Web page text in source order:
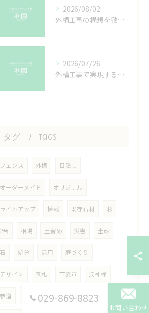
2026/08/02
外構工事の構想を徹底解剖おしゃれで調和する暮らしを叶えるコツ
2026/07/26
外構工事で実現するドライガーデンの魅力と茨城県つくば市土浦市での施工ポイント
タグ Tags
フェンス 外構 目隠し
オーダーメイド オリジナル
ライトアップ 植栽 既存石材 杉
2台 相場 土留め 災害 土砂
石 処分 活用 庭づくり
デザイン 表札 下妻市 氏神様
参道 つくばみらい市 修復
029-869-8823
お問い合わせ